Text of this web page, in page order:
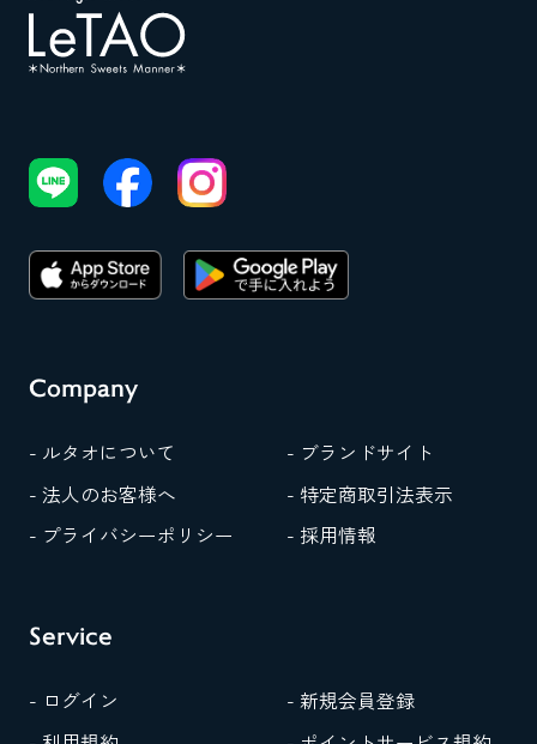
Company
- ルタオについて
- ブランドサイト
- 法人のお客様へ
- 特定商取引法表示
- プライバシーポリシー
- 採用情報
Service
- ログイン
- 新規会員登録